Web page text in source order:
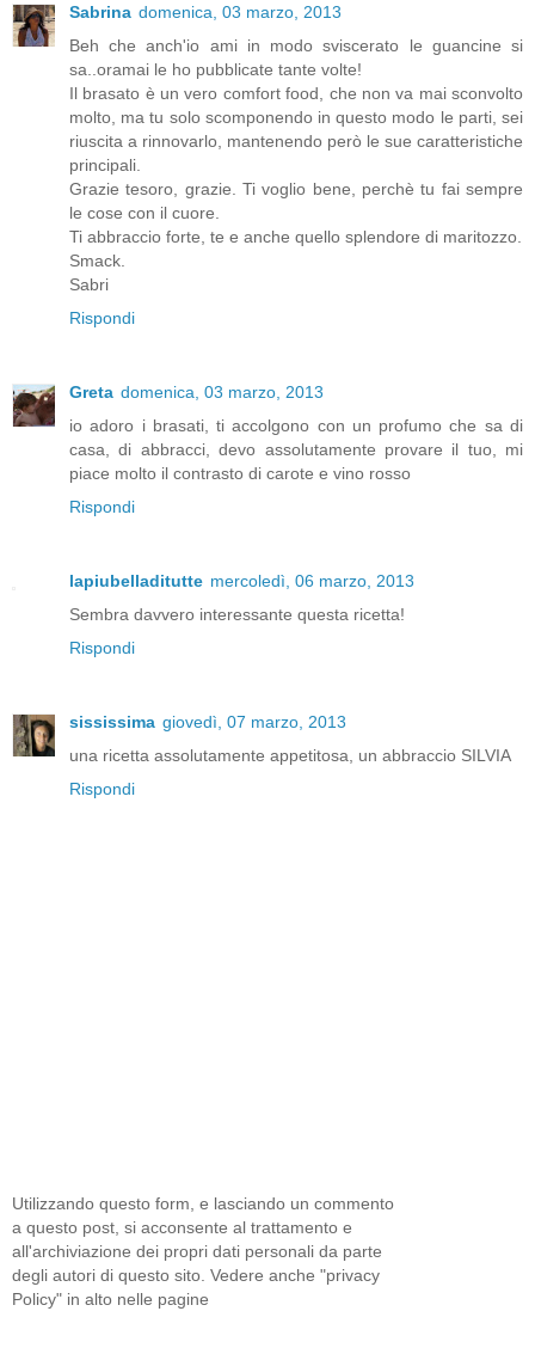
Sabrina domenica, 03 marzo, 2013
Beh che anch'io ami in modo sviscerato le guancine si
sa..oramai le ho pubblicate tante volte!
Il brasato è un vero comfort food, che non va mai sconvolto
molto, ma tu solo scomponendo in questo modo le parti, sei
riuscita a rinnovarlo, mantenendo però le sue caratteristiche
principali.
Grazie tesoro, grazie. Ti voglio bene, perchè tu fai sempre
le cose con il cuore.
Ti abbraccio forte, te e anche quello splendore di maritozzo.
Smack.
Sabri
Rispondi
Greta domenica, 03 marzo, 2013
io adoro i brasati, ti accolgono con un profumo che sa di
casa, di abbracci, devo assolutamente provare il tuo, mi
piace molto il contrasto di carote e vino rosso
Rispondi
lapiubelladitutte mercoledì, 06 marzo, 2013
Sembra davvero interessante questa ricetta!
Rispondi
sississima giovedì, 07 marzo, 2013
una ricetta assolutamente appetitosa, un abbraccio SILVIA
Rispondi
Utilizzando questo form, e lasciando un commento
a questo post, si acconsente al trattamento e
all'archiviazione dei propri dati personali da parte
degli autori di questo sito. Vedere anche "privacy
Policy" in alto nelle pagine